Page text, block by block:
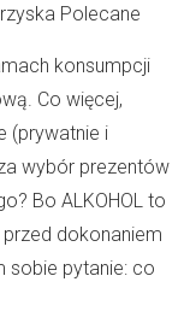
Polecane
konsumpcji
Co więcej,
(prywatnie i
wybór prezentów
Bo ALKOHOL to
dokonaniem
sobie pytanie: co